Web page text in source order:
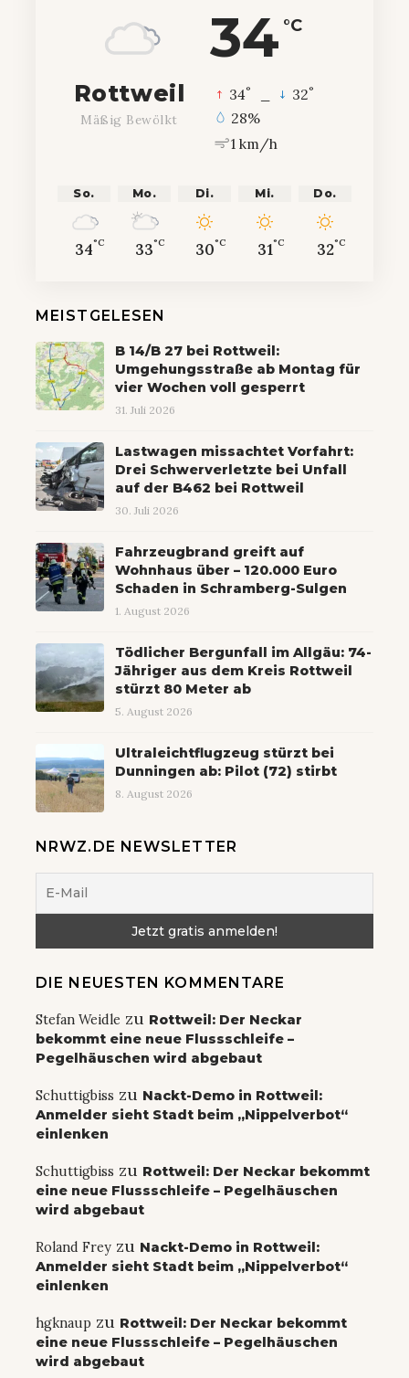
34 °C
Rottweil
Mäßig Bewölkt
34° 32°
28%
1 km/h
So.
34°C
Mo.
33°C
Di.
30°C
Mi.
31°C
Do.
32°C
MEISTGELESEN
B 14/B 27 bei Rottweil:
Umgehungsstraße ab Montag für
vier Wochen voll gesperrt
31. Juli 2026
Lastwagen missachtet Vorfahrt:
Drei Schwerverletzte bei Unfall
auf der B462 bei Rottweil
30. Juli 2026
Fahrzeugbrand greift auf
Wohnhaus über – 120.000 Euro
Schaden in Schramberg-Sulgen
1. August 2026
Tödlicher Bergunfall im Allgäu: 74-
Jähriger aus dem Kreis Rottweil
stürzt 80 Meter ab
5. August 2026
Ultraleichtflugzeug stürzt bei
Dunningen ab: Pilot (72) stirbt
8. August 2026
NRWZ.DE NEWSLETTER
DIE NEUESTEN KOMMENTARE
Stefan Weidle zu Rottweil: Der Neckar
bekommt eine neue Flussschleife –
Pegelhäuschen wird abgebaut
Schuttigbiss zu Nackt-Demo in Rottweil:
Anmelder sieht Stadt beim „Nippelverbot“
einlenken
Schuttigbiss zu Rottweil: Der Neckar bekommt
eine neue Flussschleife – Pegelhäuschen
wird abgebaut
Roland Frey zu Nackt-Demo in Rottweil:
Anmelder sieht Stadt beim „Nippelverbot“
einlenken
hgknaup zu Rottweil: Der Neckar bekommt
eine neue Flussschleife – Pegelhäuschen
wird abgebaut